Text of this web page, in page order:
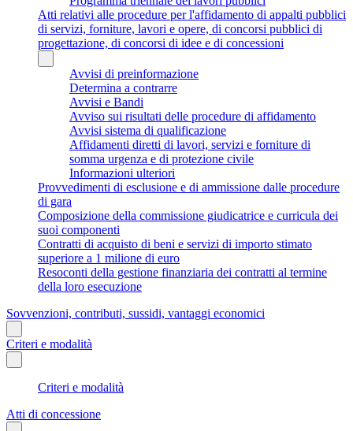
Atti relativi alle procedure per l'affidamento di appalti pubblici
di servizi, forniture, lavori e opere, di concorsi pubblici di
progettazione, di concorsi di idee e di concessioni
Avvisi di preinformazione
Determina a contrarre
Avvisi e Bandi
Avviso sui risultati delle procedure di affidamento
Avvisi sistema di qualificazione
Affidamenti diretti di lavori, servizi e forniture di
somma urgenza e di protezione civile
Informazioni ulteriori
Provvedimenti di esclusione e di ammissione dalle procedure
di gara
Composizione della commissione giudicatrice e curricula dei
suoi componenti
Contratti di acquisto di beni e servizi di importo stimato
superiore a 1 milione di euro
Resoconti della gestione finanziaria dei contratti al termine
della loro esecuzione
Sovvenzioni, contributi, sussidi, vantaggi economici
Criteri e modalità
Criteri e modalità
Atti di concessione